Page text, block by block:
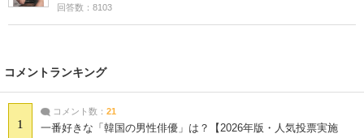
回答数：8103
コメントランキング
1
コメント数： 21
一番好きな「韓国の男性俳優」は？【2026年版・人気投票実施